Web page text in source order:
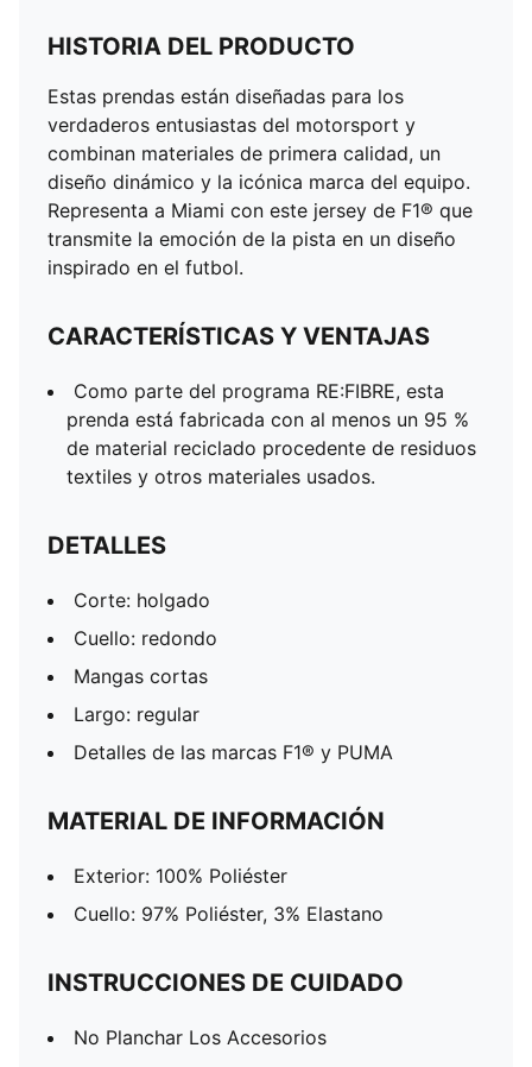
HISTORIA DEL PRODUCTO
Estas prendas están diseñadas para los
verdaderos entusiastas del motorsport y
combinan materiales de primera calidad, un
diseño dinámico y la icónica marca del equipo.
Representa a Miami con este jersey de F1® que
transmite la emoción de la pista en un diseño
inspirado en el futbol.
CARACTERÍSTICAS Y VENTAJAS
Como parte del programa RE:FIBRE, esta
prenda está fabricada con al menos un 95 %
de material reciclado procedente de residuos
textiles y otros materiales usados.
DETALLES
Corte: holgado
Cuello: redondo
Mangas cortas
Largo: regular
Detalles de las marcas F1® y PUMA
MATERIAL DE INFORMACIÓN
Exterior: 100% Poliéster
Cuello: 97% Poliéster, 3% Elastano
INSTRUCCIONES DE CUIDADO
No Planchar Los Accesorios